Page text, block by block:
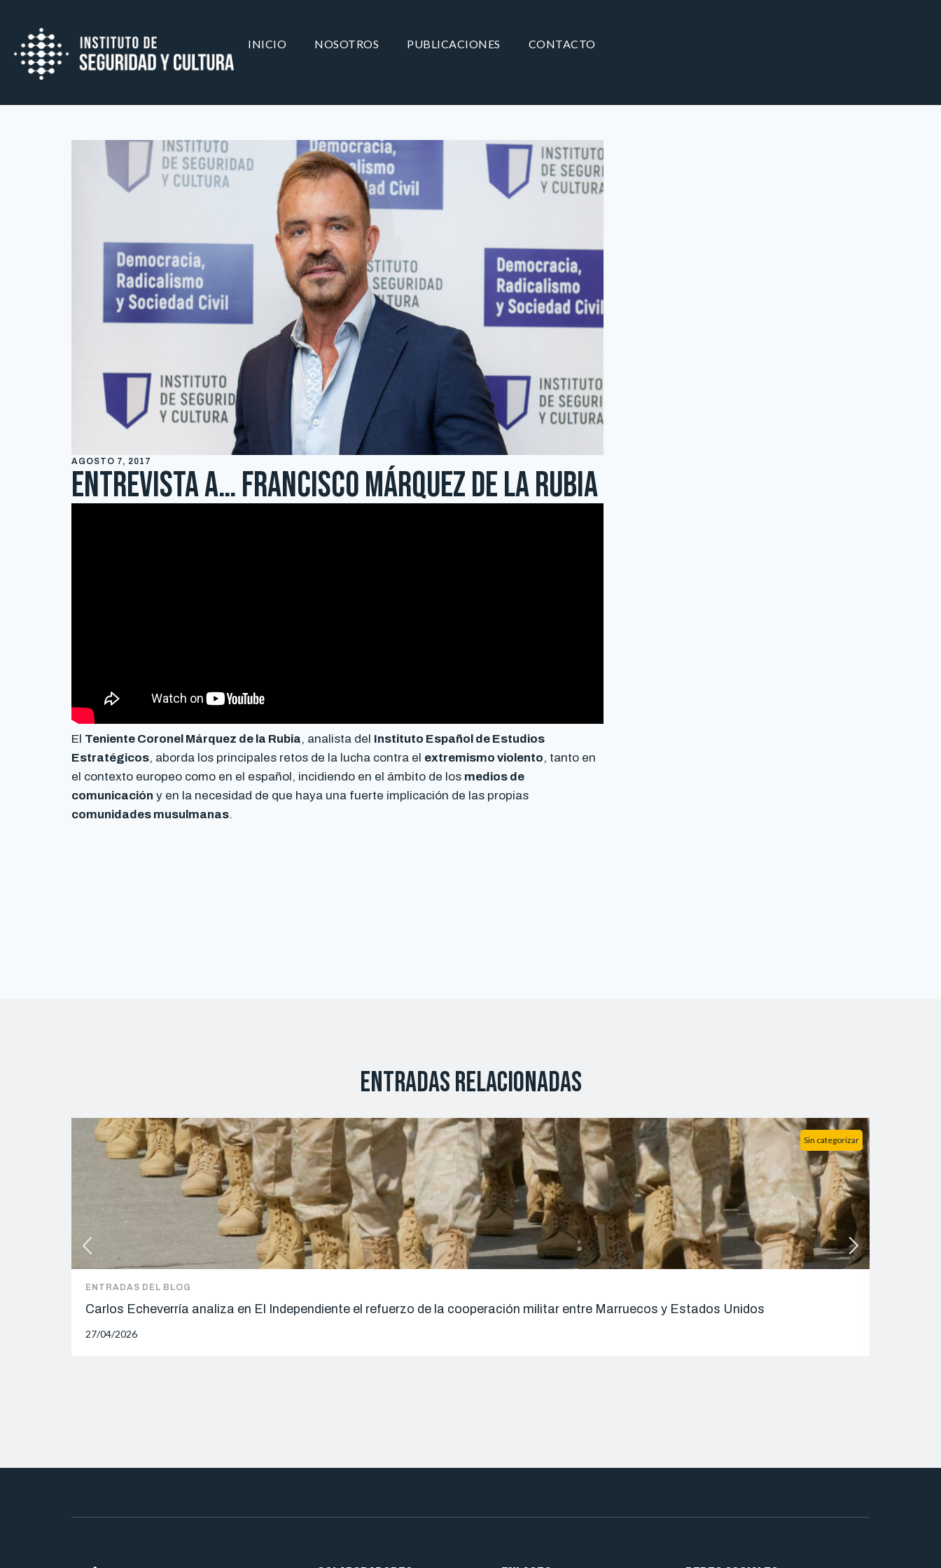
INICIO NOSOTROS PUBLICACIONES CONTACTO
AGOSTO 7, 2017
Entrevista a… Francisco Márquez de la Rubia
El Teniente Coronel Márquez de la Rubia, analista del Instituto Español de Estudios
Estratégicos, aborda los principales retos de la lucha contra el extremismo violento, tanto en
el contexto europeo como en el español, incidiendo en el ámbito de los medios de
comunicación y en la necesidad de que haya una fuerte implicación de las propias
comunidades musulmanas.
Entradas relacionadas
Sin categorizar
ENTRADAS DEL BLOG
Carlos Echeverría analiza en El Independiente el refuerzo de la cooperación militar entre Marruecos y Estados Unidos
27/04/2026